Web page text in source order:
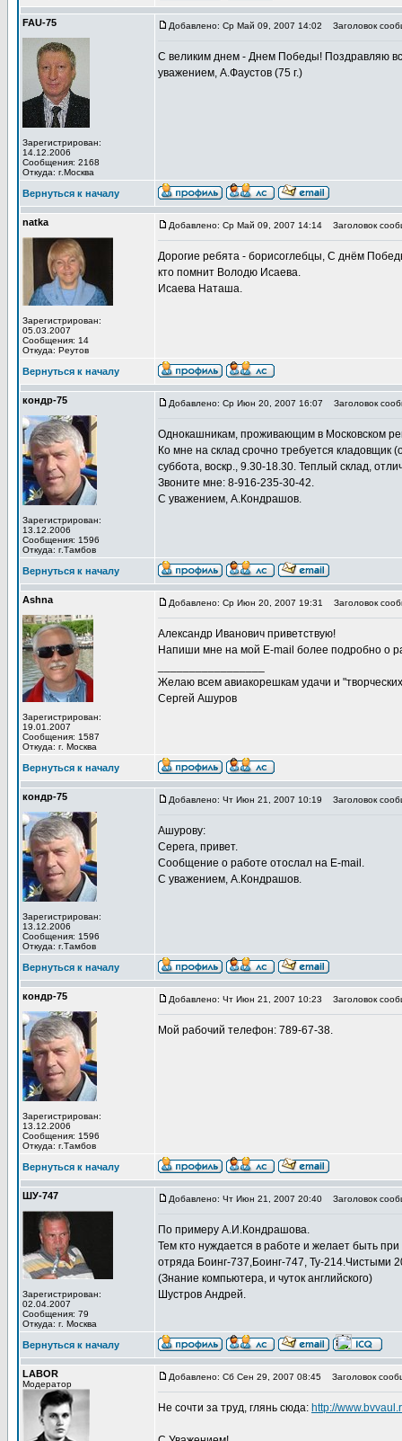
FAU-75
Зарегистрирован:
14.12.2006
Сообщения: 2168
Откуда: г.Москва
Добавлено: Ср Май 09, 2007 14:02 Заголовок
С великим днем - Днем Победы! Поздравляю
уважением, А.Фаустов (75 г.)
Вернуться к началу
natka
Зарегистрирован:
05.03.2007
Сообщения: 14
Откуда: Реутов
Добавлено: Ср Май 09, 2007 14:14 Заголовок
Дорогие ребята - борисоглебцы, С днём
кто помнит Володю Исаева.
Исаева Наташа.
Вернуться к началу
кондр-75
Зарегистрирован:
13.12.2006
Сообщения: 1596
Откуда: г.Тамбов
Добавлено: Ср Июн 20, 2007 16:07 Заголовок
Однокашникам, проживающим в Московском
Ко мне на склад срочно требуется кладовщик
суббота, воскр., 9.30-18.30. Теплый склад,
Звоните мне: 8-916-235-30-42.
С уважением, А.Кондрашов.
Вернуться к началу
Ashna
Зарегистрирован:
19.01.2007
Сообщения: 1587
Откуда: г. Москва
Добавлено: Ср Июн 20, 2007 19:31 Заголовок
Александр Иванович приветствую!
Напиши мне на мой E-mail более подробно о
Желаю всем авиакорешкам удачи и
Сергей Ашуров
Вернуться к началу
кондр-75
Зарегистрирован:
13.12.2006
Сообщения: 1596
Откуда: г.Тамбов
Добавлено: Чт Июн 21, 2007 10:19 Заголовок
Ашурову:
Серега, привет.
Сообщение о работе отослал на Е-mail.
С уважением, А.Кондрашов.
Вернуться к началу
кондр-75
Зарегистрирован:
13.12.2006
Сообщения: 1596
Откуда: г.Тамбов
Добавлено: Чт Июн 21, 2007 10:23 Заголовок
Мой рабочий телефон: 789-67-38.
Вернуться к началу
ШУ-747
Зарегистрирован:
02.04.2007
Сообщения: 79
Откуда: г. Москва
Добавлено: Чт Июн 21, 2007 20:40 Заголовок
По примеру А.И.Кондрашова.
Тем кто нуждается в работе и желает быть
отряда Боинг-737,Боинг-747, Ту-214.Чистыми
(Знание компьютера, и чуток английского)
Шустров Андрей.
Вернуться к началу
LABOR
Модератор
Добавлено: Сб Сен 29, 2007 08:45 Заголовок
Не сочти за труд, глянь сюда: http://